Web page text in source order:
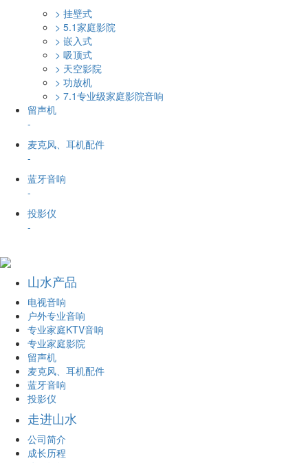
> 挂壁式
> 5.1家庭影院
> 嵌入式
> 吸顶式
> 天空影院
> 功放机
> 7.1专业级家庭影院音响
留声机
-
麦克风、耳机配件
-
蓝牙音响
-
投影仪
-
山水产品
电视音响
户外专业音响
专业家庭KTV音响
专业家庭影院
留声机
麦克风、耳机配件
蓝牙音响
投影仪
走进山水
公司简介
成长历程